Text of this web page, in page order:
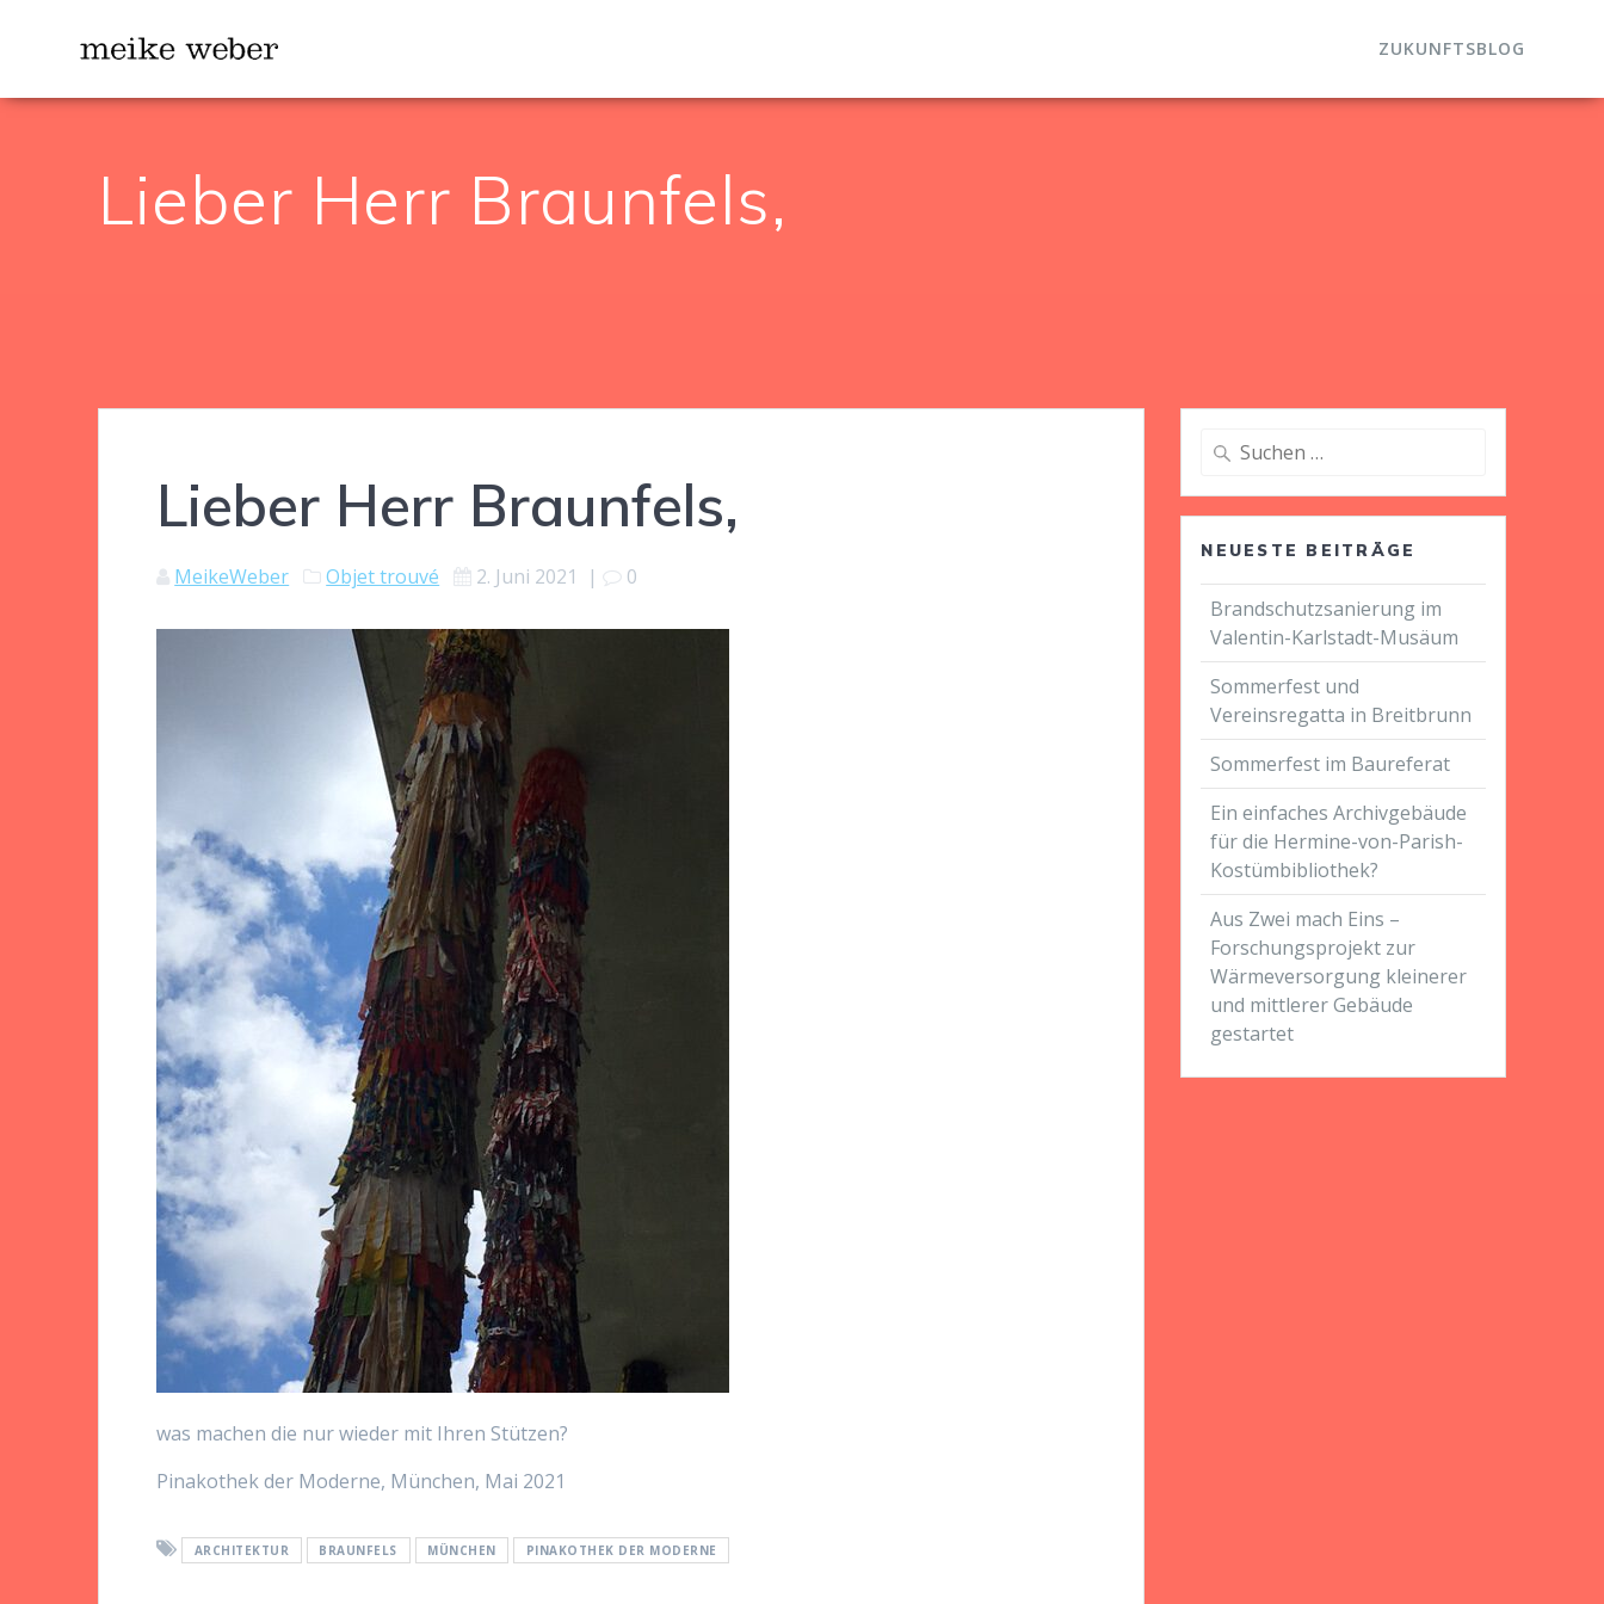
ZUKUNFTSBLOG
Lieber Herr Braunfels,
Lieber Herr Braunfels,
MeikeWeber Objet trouvé 2. Juni 2021 | 0
was machen die nur wieder mit Ihren Stützen?
Pinakothek der Moderne, München, Mai 2021
ARCHITEKTUR BRAUNFELS MÜNCHEN PINAKOTHEK DER MODERNE
Suche
nach:
NEUESTE BEITRÄGE
Brandschutzsanierung im
Valentin-Karlstadt-Musäum
Sommerfest und
Vereinsregatta in Breitbrunn
Sommerfest im Baureferat
Ein einfaches Archivgebäude
für die Hermine-von-Parish-
Kostümbibliothek?
Aus Zwei mach Eins –
Forschungsprojekt zur
Wärmeversorgung kleinerer
und mittlerer Gebäude
gestartet